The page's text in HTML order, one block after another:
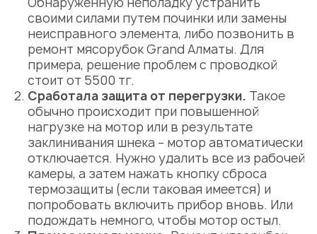
своими силами путем починки или замены
неисправного элемента, либо позвонить в
ремонт мясорубок Grand Алматы. Для
примера, решение проблем с проводкой
стоит от 5500 тг.
Сработала защита от перегрузки. Такое
обычно происходит при повышенной
нагрузке на мотор или в результате
заклинивания шнека – мотор автоматически
отключается. Нужно удалить все из рабочей
камеры, а затем нажать кнопку сброса
термозащиты (если таковая имеется) и
попробовать включить прибор вновь. Или
подождать немного, чтобы мотор остыл.